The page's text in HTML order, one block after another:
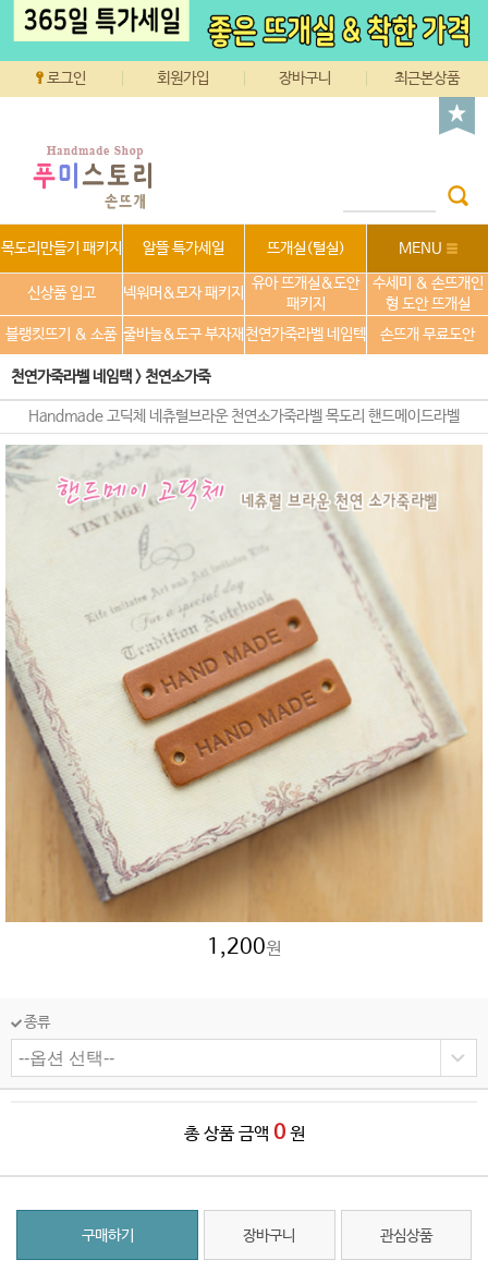
로그인 회원가입 장바구니 최근본상품
목도리만들기 패키지 알뜰 특가세일 뜨개실(털실) MENU
신상품 입고 넥워머&모자 패키지
유아 뜨개실&도안
패키지
수세미 & 손뜨개인
형 도안 뜨개실
블랭킷뜨기 & 소품 줄바늘&도구 부자재 천연가죽라벨 네임텍 손뜨개 무료도안
천연가죽라벨 네임택 >천연소가죽
Handmade 고딕체 네츄럴브라운 천연소가죽라벨 목도리 핸드메이드라벨
1,200원
종류
총 상품 금액 0 원
구매하기 장바구니 관심상품